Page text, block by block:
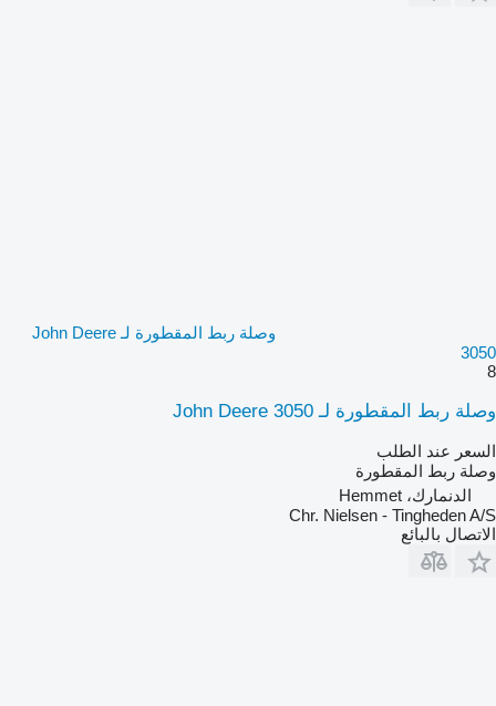
وصلة ربط المقطورة لـ John Deere
3050
8
وصلة ربط المقطورة لـ John Deere 3050
السعر عند الطلب
وصلة ربط المقطورة
الدنمارك، Hemmet
Chr. Nielsen - Tingheden A/S
الاتصال بالبائع